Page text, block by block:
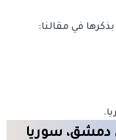
في مقالنا:
دمشق، سوريا